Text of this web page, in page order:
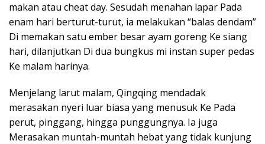
makan atau cheat day. Sesudah menahan lapar Pada
enam hari berturut-turut, ia melakukan “balas dendam”
Di memakan satu ember besar ayam goreng Ke siang
hari, dilanjutkan Di dua bungkus mi instan super pedas
Ke malam harinya.
Menjelang larut malam, Qingqing mendadak
merasakan nyeri luar biasa yang menusuk Ke Pada
perut, pinggang, hingga punggungnya. Ia juga
Merasakan muntah-muntah hebat yang tidak kunjung